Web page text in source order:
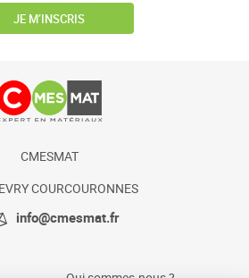
JE M’INSCRIS
CMESMAT
COURCOURONNES
info@cmesmat.fr